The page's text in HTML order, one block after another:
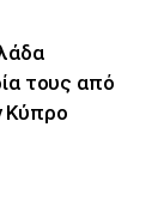
τους από
Κύπρο